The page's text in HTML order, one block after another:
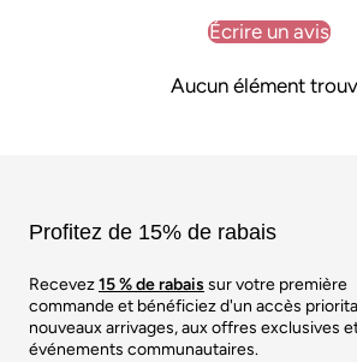
Écrire un avis
Aucun élément
Profitez de 15% de rabais
Recevez15 % de rabais sur votre première
commande et bénéficiez d'un accès
nouveaux arrivages, aux offres exclusives
événements communautaires.